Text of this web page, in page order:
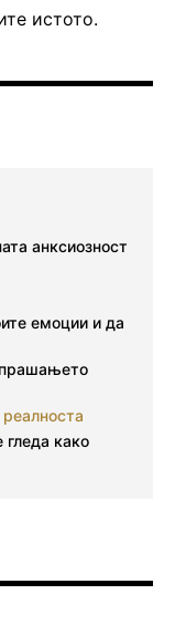
истото.
анксиозност
емоции и да
гледа како